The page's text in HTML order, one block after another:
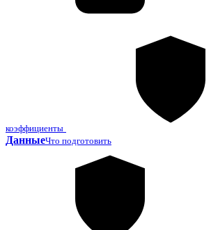
коэффициенты
ДанныеЧто подготовить